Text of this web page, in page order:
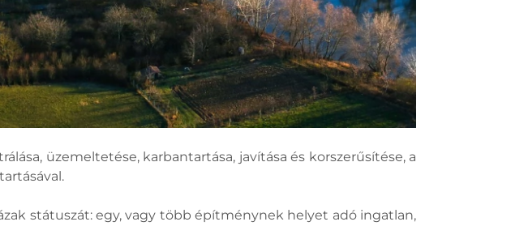
üzemeltetése, karbantartása, javítása és korszerűsítése, a
státuszát: egy, vagy több építménynek helyet adó ingatlan,